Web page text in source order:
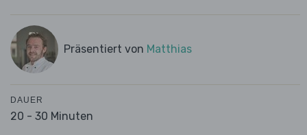
Präsentiert von Matthias
DAUER
20 - 30 Minuten